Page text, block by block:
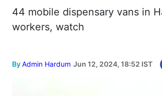
44 mobile dispensary vans in
workers, watch
ByAdmin Hardum Jun 12, 2024, 18:52 IST